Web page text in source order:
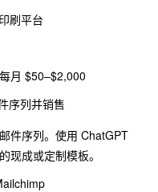
刷平台
月 $50–$2,000
序列并销售
件序列。使用 ChatGPT
现成或定制模板。